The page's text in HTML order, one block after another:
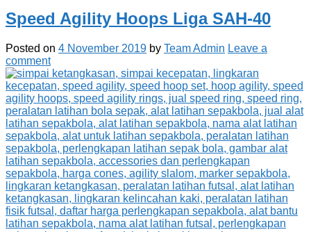
Speed Agility Hoops Liga SAH-40
Posted on 4 November 2019 by Team Admin Leave a
comment